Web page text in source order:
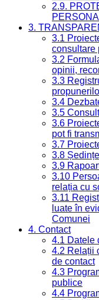
2.9.
3.
3.1
consultare
3.2
opinii,
3.3
3.4
3.5
3.6
pot fi
3.7
3.8
3.9
3.10
relația cu
3.11
luate în
Comunei
4. Contact
4.1 Datele
4.2 Relații
de contact
4.3
publice
4.4